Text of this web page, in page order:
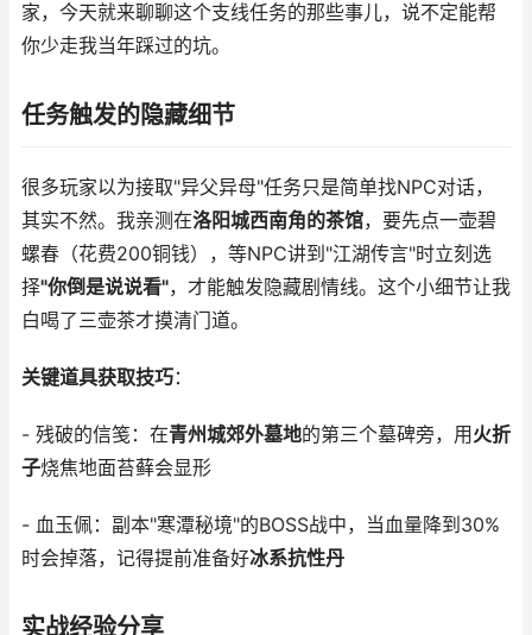
家，今天就来聊聊这个支线任务的那些事儿，说不定能帮
你少走我当年踩过的坑。
任务触发的隐藏细节
很多玩家以为接取"异父异母"任务只是简单找NPC对话，
其实不然。我亲测在洛阳城西南角的茶馆，要先点一壶碧
螺春（花费200铜钱），等NPC讲到"江湖传言"时立刻选
择"你倒是说说看"，才能触发隐藏剧情线。这个小细节让我
白喝了三壶茶才摸清门道。
关键道具获取技巧：
- 残破的信笺：在青州城郊外墓地的第三个墓碑旁，用 火折
子烧焦地面苔藓会显形
- 血玉佩：副本"寒潭秘境"的BOSS战中，当血量降到30%
时会掉落，记得提前准备好冰系抗性丹
实战经验分享